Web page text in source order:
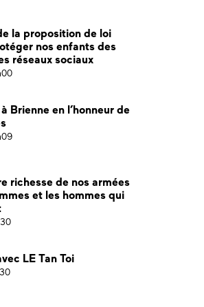
la proposition de loi
nos enfants des
réseaux sociaux
Brienne en l’honneur de
richesse de nos armées
et les hommes qui
LE Tan Toi